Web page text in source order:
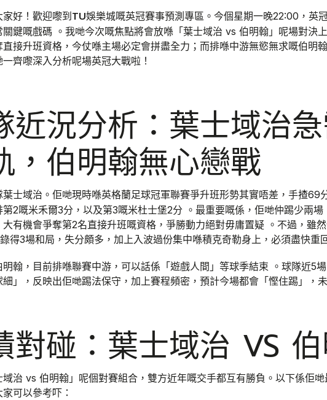
好！歡迎嚟到 TU娛樂城嘅英冠賽事預測專區。今個星期一晚22:00，英
關鍵嘅戲碼 。我哋今次嘅焦點將會放喺「葉士域治 vs 伯明翰」呢場對決
直接升班資格，今仗喺主場必定會拼盡全力；而排喺中游無慾無求嘅伯明
齊嚟深入分析呢場英冠大戰啦！
近況分析：葉士域治
，伯明翰無心戀戰
葉士域治。佢哋現時喺英格蘭足球冠軍聯賽爭升班形勢其實唔差，手揸69
第2嘅米禾爾3分，以及第3嘅米杜士堡2分 。最重要嘅係，佢哋仲踢少兩
大有機會爭奪第2名直接升班嘅資格，爭勝動力絕對毋庸置疑 。不過，雖
得3場和局，失分頗多，加上入波過份集中喺積克奇勒身上，必須盡快重
明翰，目前排喺聯賽中游，可以話係「遊戲人間」等球季結束 。球隊近5
」，反映出佢哋踢法保守，加上賽程頻密，預計今場都會「慳住踢」，
對碰：葉士域治 VS
域治 vs 伯明翰」呢個對賽組合，雙方近年嘅交手都互有勝負。以下係佢
可以參考吓：